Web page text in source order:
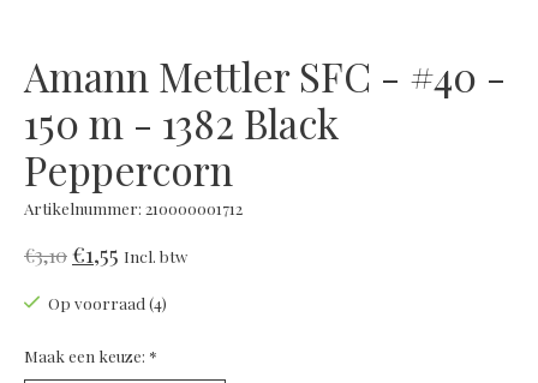
Amann Mettler SFC - #40 -
150 m - 1382 Black
Peppercorn
Artikelnummer: 210000001712
€3,10€1,55 Incl. btw
Op voorraad (4)
Maak een keuze: *